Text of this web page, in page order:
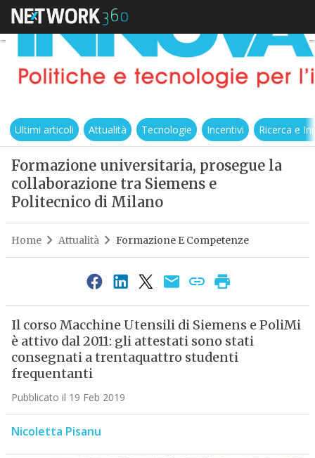
Ultimi articoli Attualità Tecnologie Incentivi Ricerca e
Formazione universitaria, prosegue la
collaborazione tra Siemens e
Politecnico di Milano
Home Attualità Formazione E Competenze
Il corso Macchine Utensili di Siemens e PoliMi
è attivo dal 2011: gli attestati sono stati
consegnati a trentaquattro studenti
frequentanti
Pubblicato il 19 Feb 2019
Nicoletta Pisanu